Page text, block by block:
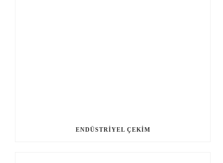
ENDÜSTRIYEL ÇEKIM